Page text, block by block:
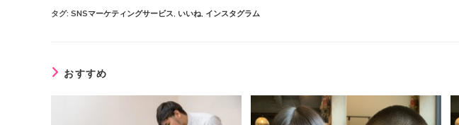
タグ: SNSマーケティングサービス, いいね, インスタグラム
おすすめ